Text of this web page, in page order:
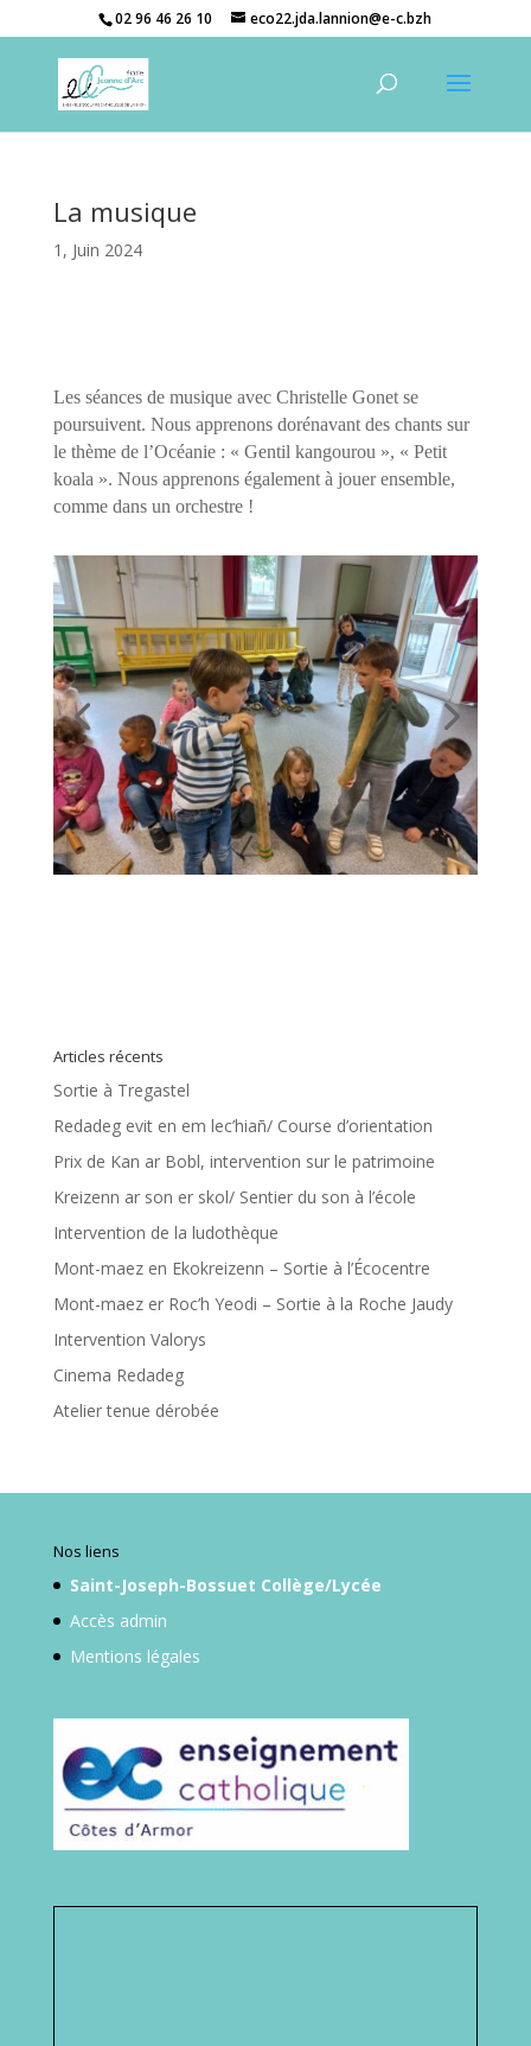
02 96 46 26 10 eco22.jda.lannion@e-c.bzh
La musique
1, Juin 2024
Les séances de musique avec Christelle Gonet se
poursuivent. Nous apprenons dorénavant des chants sur
le thème de l’Océanie : « Gentil kangourou », « Petit
koala ». Nous apprenons également à jouer ensemble,
comme dans un orchestre !
Articles récents
Sortie à Tregastel
Redadeg evit en em lec’hiañ/ Course d’orientation
Prix de Kan ar Bobl, intervention sur le patrimoine
Kreizenn ar son er skol/ Sentier du son à l’école
Intervention de la ludothèque
Mont-maez en Ekokreizenn – Sortie à l’Écocentre
Mont-maez er Roc’h Yeodi – Sortie à la Roche Jaudy
Intervention Valorys
Cinema Redadeg
Atelier tenue dérobée
Nos liens
Saint-Joseph-Bossuet Collège/Lycée
Accès admin
Mentions légales